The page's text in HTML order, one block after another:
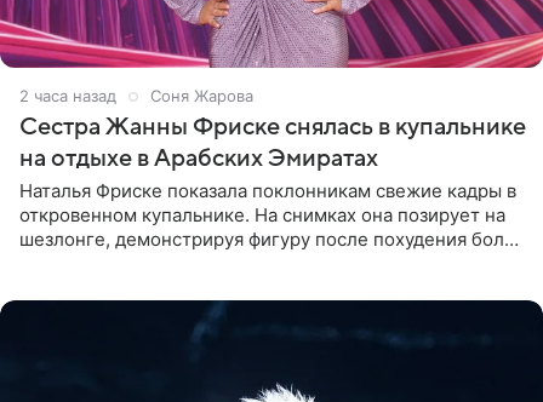
2 часа назад Соня Жарова
Сестра Жанны Фриске снялась в купальнике
на отдыхе в Арабских Эмиратах
Наталья Фриске показала поклонникам свежие кадры в
откровенном купальнике. На снимках она позирует на
шезлонге, демонстрируя фигуру после похудения более